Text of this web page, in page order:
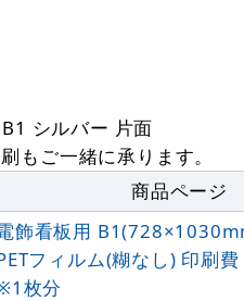
円 税込 カゴへ
シルバー 片面
もご一緒に承ります。
商品ページ
飾看板用
フィルム(糊なし) 印刷
枚分